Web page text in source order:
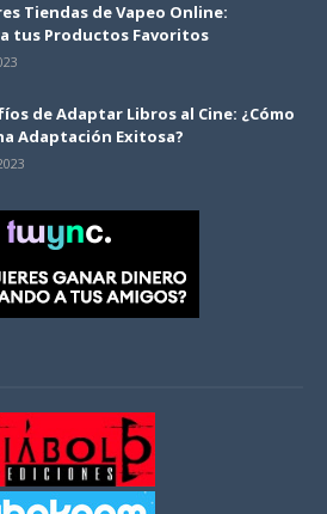
Tiendas de Vapeo Online:
tus Productos Favoritos
de Adaptar Libros al Cine: ¿Cómo
Adaptación Exitosa?